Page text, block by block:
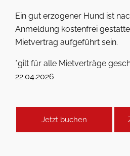
Ein gut erzogener Hund ist
Anmeldung kostenfrei
Mietvertrag aufgeführt sein.
*gilt für alle Mietverträge
22.04.2026
Jetzt buchen